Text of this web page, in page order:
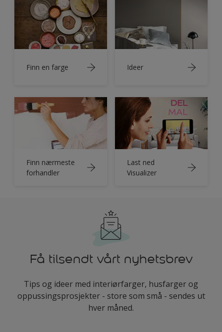
Finn en farge Ideer
Finn nærmeste
forhandler
Last ned
Visualizer
Få tilsendt vårt nyhetsbrev
Tips og ideer med interiørfarger, husfarger og
oppussingsprosjekter - store som små - sendes ut
hver måned.